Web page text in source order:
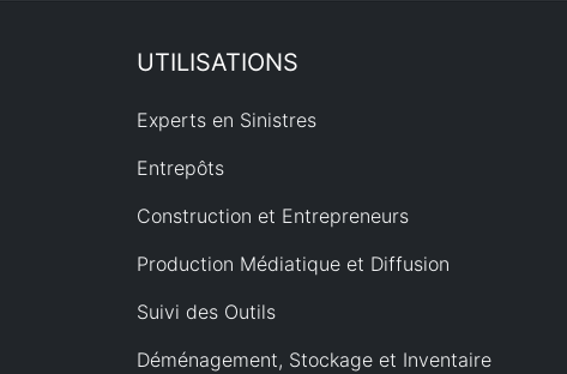
UTILISATIONS
Experts en Sinistres
Entrepôts
Construction et Entrepreneurs
Production Médiatique et Diffusion
Suivi des Outils
Déménagement, Stockage et Inventaire